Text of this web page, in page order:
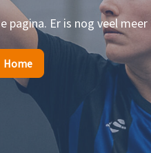
pagina. Er is nog veel
Home